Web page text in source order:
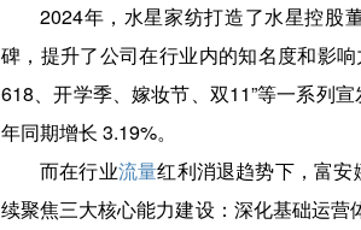
2024年，水星家纺打造了水星控股
碑，提升了公司在行业内的知名度和影
618、开学季、嫁妆节、双11”等一系列
年同期增长 3.19%。
而在行业流量红利消退趋势下，富安
续聚焦三大核心能力建设：深化基础运